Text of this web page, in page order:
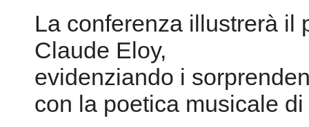
La conferenza illustrerà il
Claude Eloy,
evidenziando i
con la poetica musicale